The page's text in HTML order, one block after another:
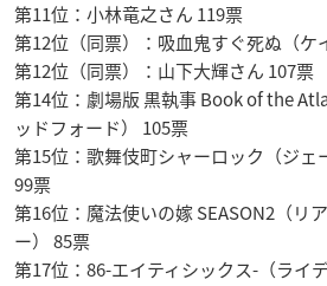
第11位：小林竜之さん 119票
第12位（同票）：吸血鬼すぐ死ぬ（ケ
第12位（同票）：山下大輝さん 107票
第14位：劇場版 黒執事 Book of the
ッドフォード） 105票
第15位：歌舞伎町シャーロック（ジェ
99票
第16位：魔法使いの嫁 SEASON2（リ
ー） 85票
第17位：86-エイティシックス-（ライ